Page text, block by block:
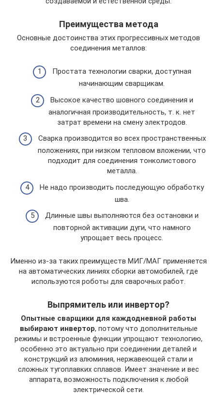
Преимущества метода
Основные достоинства этих прогрессивных методов
соединения металлов:
Простата технологии сварки, доступная
начинающим сварщикам.
Высокое качество шовного соединения и
аналогичная производительность, т. к. нет
затрат времени на смену электродов.
Сварка производится во всех пространственных
положениях, при низком тепловом вложении, что
подходит для соединения тонколистового
металла.
Не надо производить последующую обработку
шва.
Длинные швы выполняются без остановки и
повторной активации дуги, что намного
упрощает весь процесс.
Именно из-за таких преимуществ МИГ/МАГ применяется
на автоматических линиях сборки автомобилей, где
используются роботы для сварочных работ.
Выпрямитель или инвертор?
Опытные сварщики для каждодневной работы
выбирают инвертор, потому что дополнительные
режимы и встроенные функции упрощают технологию,
особенно это актуально при соединении деталей и
конструкций из алюминия, нержавеющей стали и
сложных тугоплавких сплавов. Имеет значение и вес
аппарата, возможность подключения к любой
электрической сети.